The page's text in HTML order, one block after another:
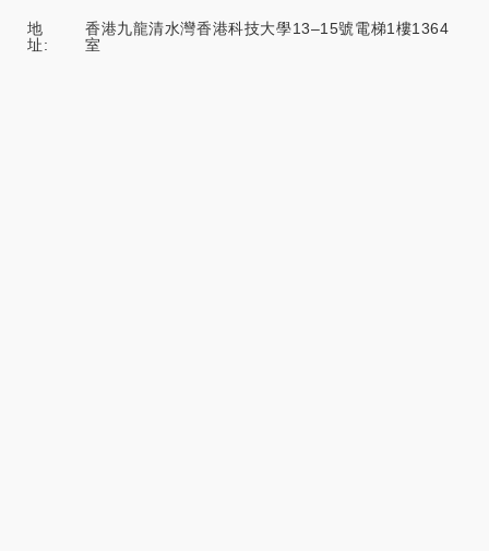
地
址:
香港九龍清水灣香港科技大學13–15號電梯1樓1364
室